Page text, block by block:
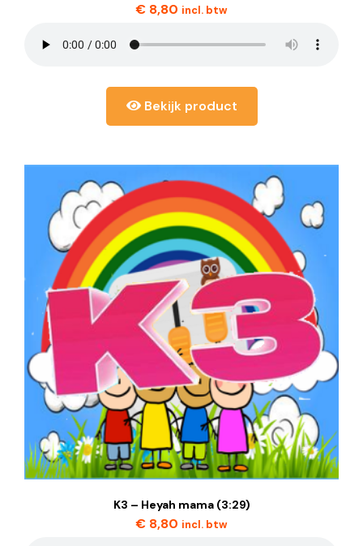
€ 8,80 incl. btw
Bekijk product
K3 – Heyah mama (3:29)
€ 8,80 incl. btw